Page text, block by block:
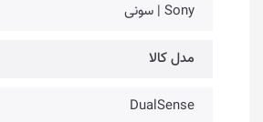
Sony | سونی
مدل کالا
DualSense